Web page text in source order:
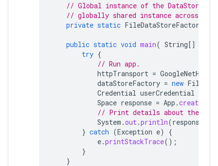
// Global instance of the
// globally shared instance across
private static FileDataStoreFactory
public static void main( String[]
try {
// Run app.
httpTransport =
dataStoreFactory = new
Credential userCredential
Space response = App .
// Print details about the
System .out .println(response
} catch (Exception e)
{
e.printStackTrace();
}
}